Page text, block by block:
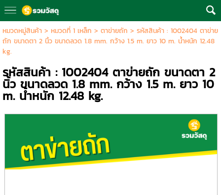
หมวดหมู่สินค้า> หมวดที่ 1 เหล็ก > ตาข่ายถัก > รหัสสินค้า : 1002404 ตาข่าย
ถัก ขนาดตา 2 นิ้ว ขนาดลวด 1.8 mm. กว้าง 1.5 m. ยาว 10 m. น้ำหนัก 12.48
kg.
รหัสสินค้า : 1002404 ตาข่ายถัก ขนาดตา 2
นิ้ว ขนาดลวด 1.8 mm. กว้าง 1.5 m. ยาว 10
m. น้ำหนัก 12.48 kg.